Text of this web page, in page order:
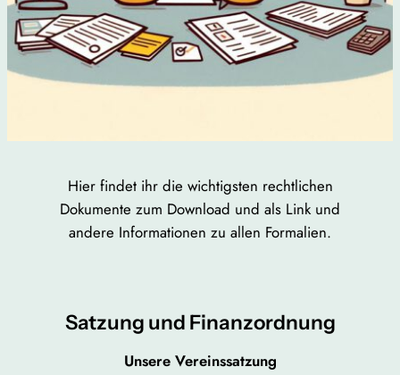
Hier findet ihr die wichtigsten rechtlichen
Dokumente zum Download und als Link und
andere Informationen zu allen Formalien.
Satzung und Finanzordnung
Unsere Vereinssatzung